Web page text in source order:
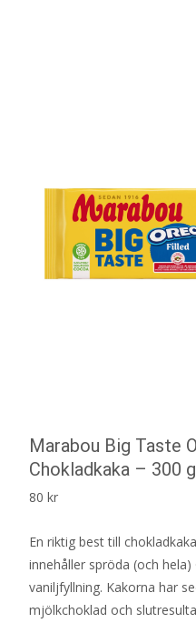
Marabou Big Taste
Chokladkaka – 300
80 kr
En riktig best till
innehåller spröda (och
vaniljfyllning. Kakorna har
mjölkchoklad och